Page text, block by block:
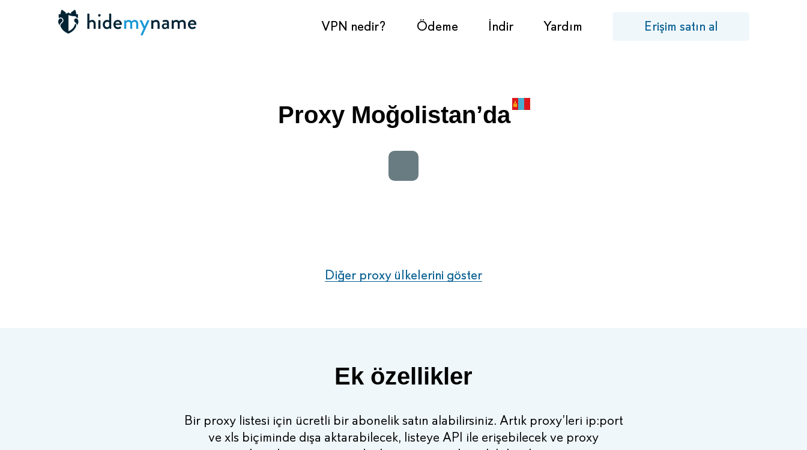
VPN nedir? Ödeme İndir Yardım Erişim satın al
Proxy Moğolistan’da
Diğer proxy ülkelerini göster
Ek özellikler
Bir proxy listesi için ücretli bir abonelik satın alabilirsiniz. Artık proxy’leri ip:port
ve xls biçiminde dışa aktarabilecek, listeye API ile erişebilecek ve proxy